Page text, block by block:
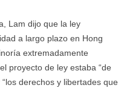
Lam dijo que la ley
a largo plazo en Hong
extremadamente
proyecto de ley estaba “de
derechos y libertades que